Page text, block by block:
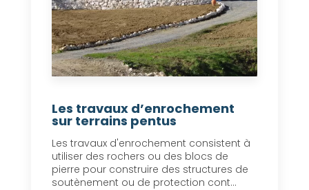
Les travaux d’enrochement
sur terrains pentus
Les travaux d'enrochement consistent à
utiliser des rochers ou des blocs de
pierre pour construire des structures de
soutènement ou de protection cont...